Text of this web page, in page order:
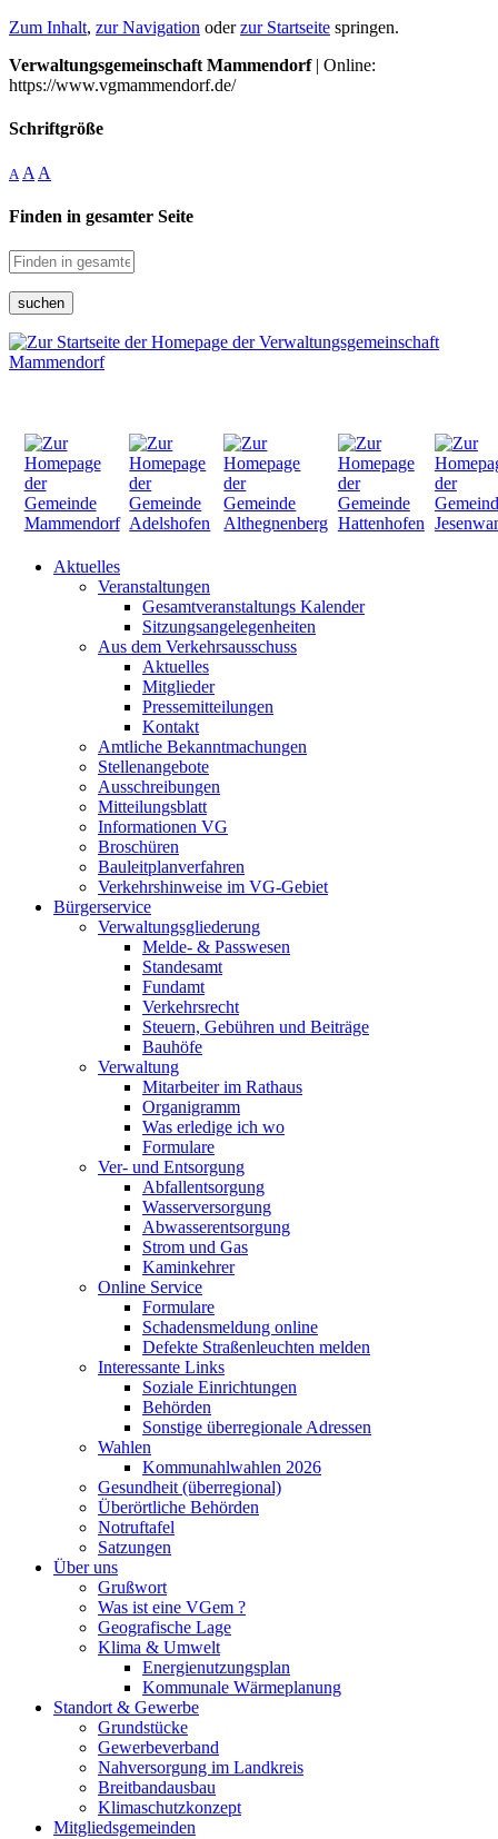
Zum Inhalt, zur Navigation oderzur Startseite springen.
Verwaltungsgemeinschaft Mammendorf| Online:
https://www.vgmammendorf.de/
Schriftgröße
A A A
Finden in gesamter Seite
suchen
Aktuelles
Veranstaltungen
Gesamtveranstaltungs Kalender
Sitzungsangelegenheiten
Aus dem Verkehrsausschuss
Aktuelles
Mitglieder
Pressemitteilungen
Kontakt
Amtliche Bekanntmachungen
Stellenangebote
Ausschreibungen
Mitteilungsblatt
Informationen VG
Broschüren
Bauleitplanverfahren
Verkehrshinweise im VG-Gebiet
Bürgerservice
Verwaltungsgliederung
Melde- & Passwesen
Standesamt
Fundamt
Verkehrsrecht
Steuern, Gebühren und Beiträge
Bauhöfe
Verwaltung
Mitarbeiter im Rathaus
Organigramm
Was erledige ich wo
Formulare
Ver- und Entsorgung
Abfallentsorgung
Wasserversorgung
Abwasserentsorgung
Strom und Gas
Kaminkehrer
Online Service
Formulare
Schadensmeldung online
Defekte Straßenleuchten melden
Interessante Links
Soziale Einrichtungen
Behörden
Sonstige überregionale Adressen
Wahlen
Kommunahlwahlen 2026
Gesundheit (überregional)
Überörtliche Behörden
Notruftafel
Satzungen
Über uns
Grußwort
Was ist eine VGem ?
Geografische Lage
Klima & Umwelt
Energienutzungsplan
Kommunale Wärmeplanung
Standort & Gewerbe
Grundstücke
Gewerbeverband
Nahversorgung im Landkreis
Breitbandausbau
Klimaschutzkonzept
Mitgliedsgemeinden